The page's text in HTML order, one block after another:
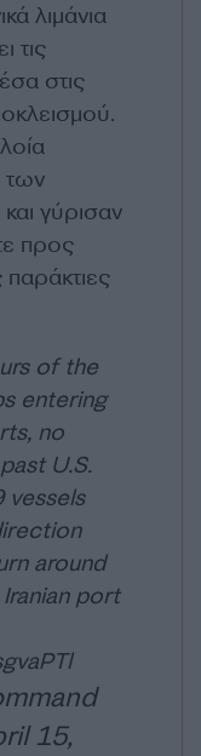
λιμάνια
τις
στις
των
γύρισαν
προς
παράκτιες
of the
entering
no
U.S.
vessels
around
port
15,